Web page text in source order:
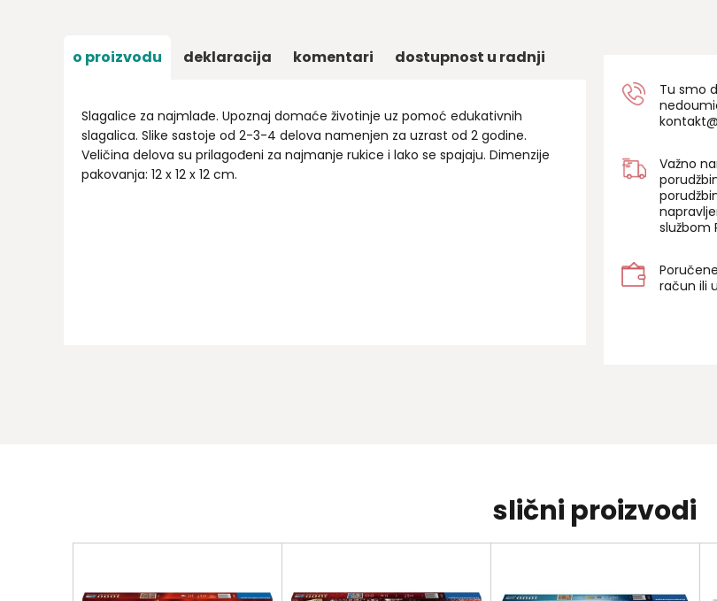
o proizvodu deklaracija komentari dostupnost u radnji
Slagalice za najmlađe. Upoznaj domaće životinje uz pomoć edukativnih
slagalica. Slike sastoje od 2-3-4 delova namenjen za uzrast od 2 godine.
Veličina delova su prilagođeni za najmanje rukice i lako se spajaju. Dimenzije
pakovanja: 12 x 12 x 12 cm.
Tu smo
Važno
službom
račun ili
slični proizvodi